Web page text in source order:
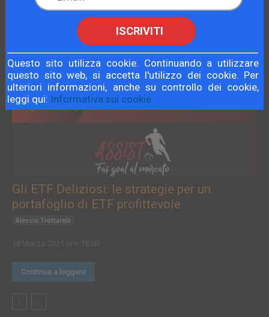
Continua a leggere
Gli ETF Deliziosi: le strategie per un
portafoglio di ETF profittevole
Alessio Trottarelli
18 Marzo 2021 ore 18.00
Continua a leggere
ISCRIVITI
Questo sito utilizza cookie. Continuando a utilizzare
questo sito web, si accetta l'utilizzo dei cookie. Per
ulteriori informazioni, anche su controllo dei cookie,
leggi qui: Informativa sui cookie